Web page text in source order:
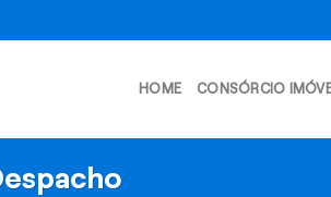
HOME CONSÓRCIO